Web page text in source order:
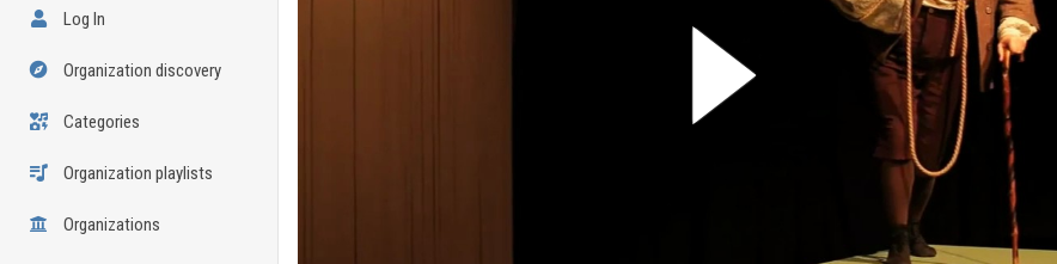
Log In
Organization discovery
Categories
Organization playlists
Organizations